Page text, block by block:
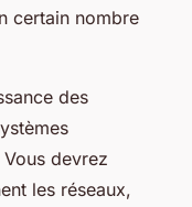
certain nombre
des
devrez
les réseaux,